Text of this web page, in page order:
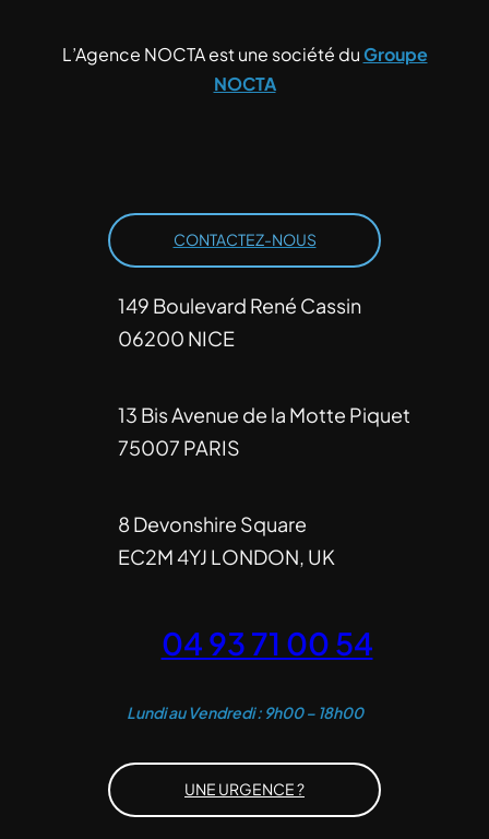
CONTACTEZ-NOUS
L’Agence NOCTA est une société duGroupe
NOCTA
149 Boulevard René Cassin
06200 NICE
13 Bis Avenue de la Motte Piquet
75007 PARIS
8 Devonshire Square
EC2M 4YJ LONDON, UK
04 93 71 00 54
Lundi au Vendredi : 9h00 – 18h00
UNE URGENCE ?